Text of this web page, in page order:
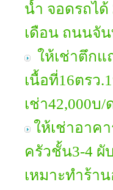
น้ำ จอดรถได้
เดือน ถนนจั
ให้เช่าตึก
เนื้อที่16ตรว
เช่า42,000บ/
ให้เช่าอาค
ครัวชั้น3-4 ผั
เหมาะทำร้า